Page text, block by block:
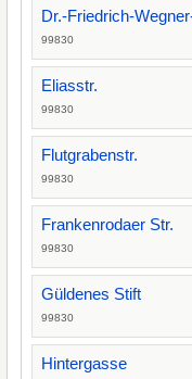
Dr.-Friedrich-
99830
Eliasstr.
99830
Flutgrabenstr.
99830
Frankenrodaer Str.
99830
Güldenes Stift
99830
Hintergasse